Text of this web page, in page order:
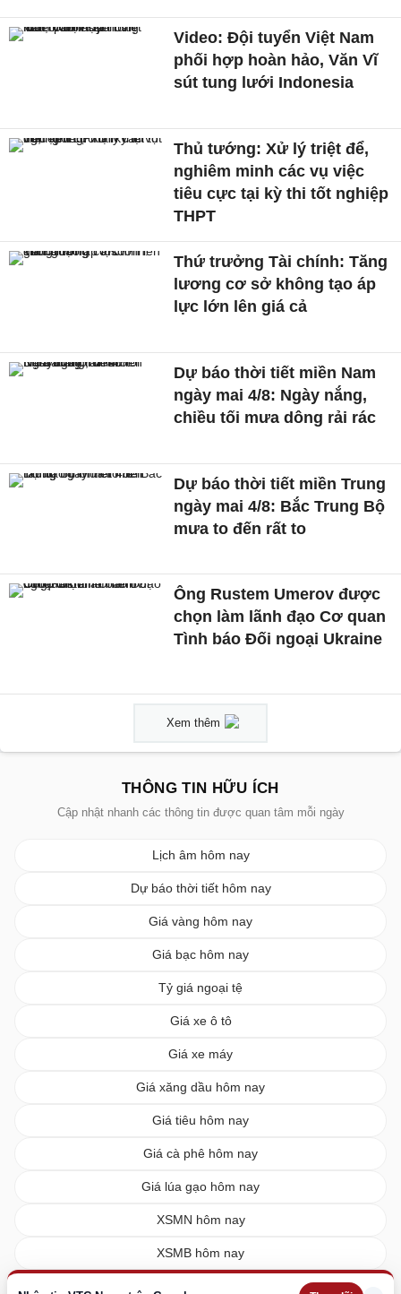
Video: Đội tuyển Việt Nam
phối hợp hoàn hảo, Văn Vĩ
sút tung lưới Indonesia
Thủ tướng: Xử lý triệt để,
nghiêm minh các vụ việc
tiêu cực tại kỳ thi tốt nghiệp
THPT
Thứ trưởng Tài chính: Tăng
lương cơ sở không tạo áp
lực lớn lên giá cả
Dự báo thời tiết miền Nam
ngày mai 4/8: Ngày nắng,
chiều tối mưa dông rải rác
Dự báo thời tiết miền Trung
ngày mai 4/8: Bắc Trung Bộ
mưa to đến rất to
Ông Rustem Umerov được
chọn làm lãnh đạo Cơ quan
Tình báo Đối ngoại Ukraine
Xem thêm
THÔNG TIN HỮU ÍCH
Cập nhật nhanh các thông tin được quan tâm mỗi ngày
Lịch âm hôm nay
Dự báo thời tiết hôm nay
Giá vàng hôm nay
Giá bạc hôm nay
Tỷ giá ngoại tệ
Giá xe ô tô
Giá xe máy
Giá xăng dầu hôm nay
Giá tiêu hôm nay
Giá cà phê hôm nay
Giá lúa gạo hôm nay
XSMN hôm nay
XSMB hôm nay